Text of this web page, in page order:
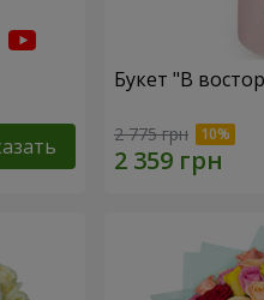
Букет "В
2 775 грн